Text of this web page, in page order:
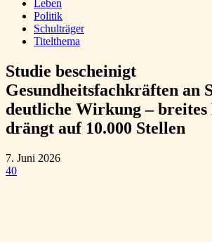
Leben
Politik
Schulträger
Titelthema
Studie bescheinigt
Gesundheitsfachkräften an
deutliche Wirkung – breites
drängt auf 10.000 Stellen
7. Juni 2026
40